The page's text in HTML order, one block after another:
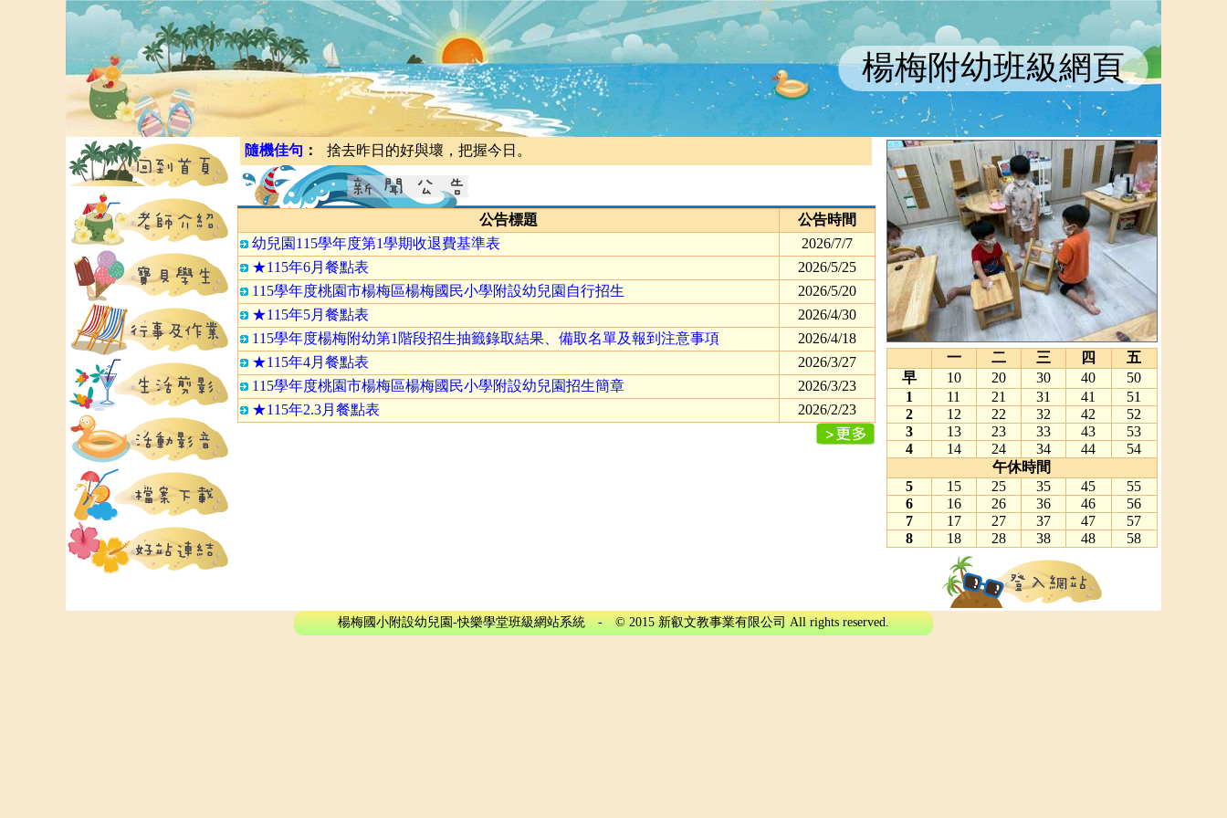
楊梅附幼班級網頁
隨機佳句 ： 捨去昨日的好與壞，把握今日。
公告標題
公告時間
幼兒園115學年度第1學期收退費基準表
2026/7/7
★115年6月餐點表
2026/5/25
115學年度桃園市楊梅區楊梅國民小學附設幼兒園自行招生
2026/5/20
★115年5月餐點表
2026/4/30
115學年度楊梅附幼第1階段招生抽籤錄取結果、備取名單及報到注意事項
2026/4/18
★115年4月餐點表
2026/3/27
115學年度桃園市楊梅區楊梅國民小學附設幼兒園招生簡章
2026/3/23
★115年2.3月餐點表
2026/2/23
一 二 三 四
五
早
10 20 30 40
50
1
11 21 31 41
51
2
12 22 32 42
52
3
13 23 33 43
53
4
14 24 34 44
54
午休時間
5
15 25 35 45
55
6
16 26 36 46
56
7
17 27 37 47
57
8
18 28 38 48 58
楊梅國小附設幼兒園-快樂學堂班級網站系統 - © 2015 新叡文教事業有限公司 All rights reserved.